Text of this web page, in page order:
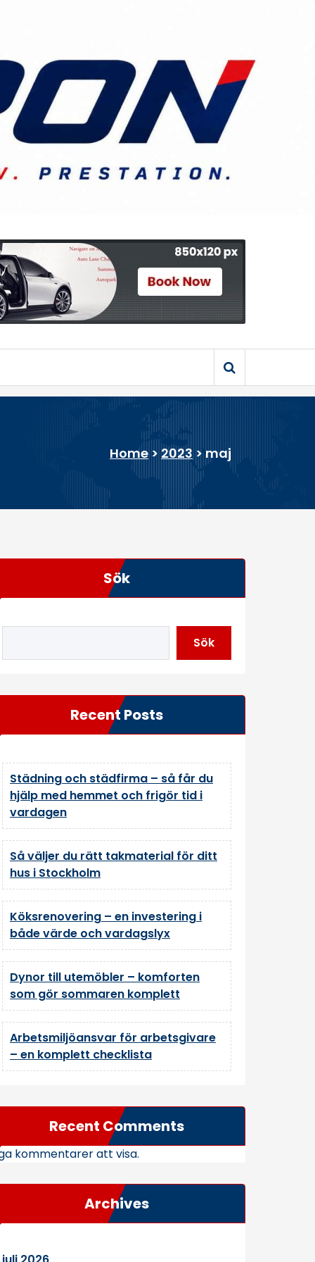
Home > 2023 >maj
Sök
Sök
Recent Posts
Städning och städfirma – så får du
hjälp med hemmet och frigör tid i
vardagen
Så väljer du rätt takmaterial för ditt
hus i Stockholm
Köksrenovering – en investering i
både värde och vardagslyx
Dynor till utemöbler – komforten
som gör sommaren komplett
Arbetsmiljöansvar för arbetsgivare
– en komplett checklista
Recent Comments
kommentarer att visa.
Archives